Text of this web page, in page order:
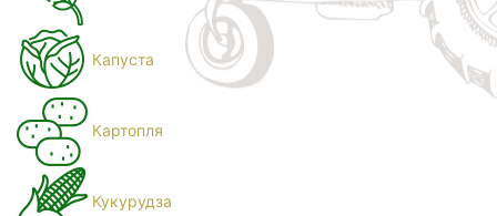
Капуста
Картопля
Кукурудза